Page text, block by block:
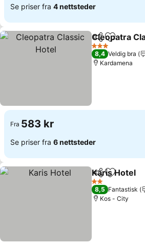
Se priser fra 4 nettsteder
Del Legg til
Cleopatra
3 Stjerner
8,4 Veldig bra
Kardamena
Fra 583 kr
Se priser fra 6 nettsteder
Del Legg til i
Karis Hotel
2 Stjerner
8,5 Fantastisk
Kos - City